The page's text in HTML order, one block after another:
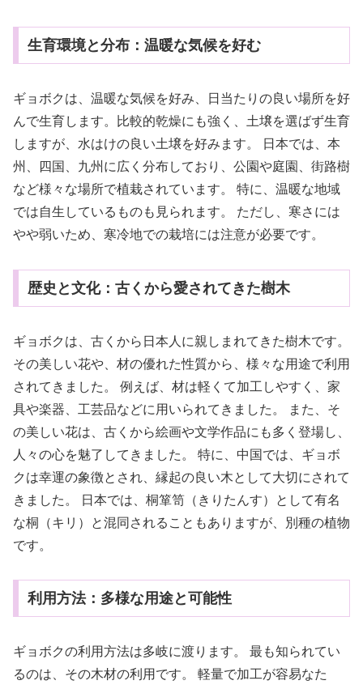
生育環境と分布：温暖な気候を好む
ギョボクは、温暖な気候を好み、日当たりの良い場所を好
んで生育します。比較的乾燥にも強く、土壌を選ばず生育
しますが、水はけの良い土壌を好みます。 日本では、本
州、四国、九州に広く分布しており、公園や庭園、街路樹
など様々な場所で植栽されています。 特に、温暖な地域
では自生しているものも見られます。 ただし、寒さには
やや弱いため、寒冷地での栽培には注意が必要です。
歴史と文化：古くから愛されてきた樹木
ギョボクは、古くから日本人に親しまれてきた樹木です。
その美しい花や、材の優れた性質から、様々な用途で利用
されてきました。 例えば、材は軽くて加工しやすく、家
具や楽器、工芸品などに用いられてきました。 また、そ
の美しい花は、古くから絵画や文学作品にも多く登場し、
人々の心を魅了してきました。 特に、中国では、ギョボ
クは幸運の象徴とされ、縁起の良い木として大切にされて
きました。 日本では、桐箪笥（きりたんす）として有名
な桐（キリ）と混同されることもありますが、別種の植物
です。
利用方法：多様な用途と可能性
ギョボクの利用方法は多岐に渡ります。 最も知られてい
るのは、その木材の利用です。 軽量で加工が容易なた